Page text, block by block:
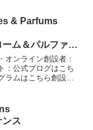
・パフューマリース
）。1...
& Parfums
ム＆パルファン
オンライン創設者：
：公式ブログはこち
ラムはこちら創設者
認められる日本人調
ンス